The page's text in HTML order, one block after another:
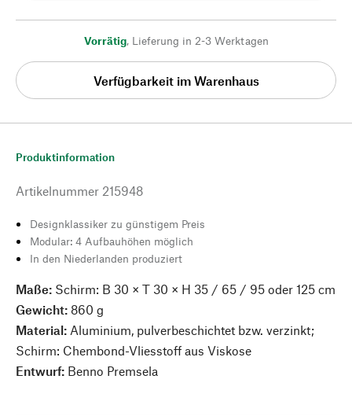
Vorrätig, Lieferung in 2-3 Werktagen
Verfügbarkeit im Warenhaus
Produktinformation
Artikelnummer 215948
Designklassiker zu günstigem Preis
Modular: 4 Aufbauhöhen möglich
In den Niederlanden produziert
Maße: Schirm: B 30 × T 30 × H 35 / 65 / 95 oder 125 cm
Gewicht: 860 g
Material: Aluminium, pulverbeschichtet bzw. verzinkt;
Schirm: Chembond-Vliesstoff aus Viskose
Entwurf: Benno Premsela